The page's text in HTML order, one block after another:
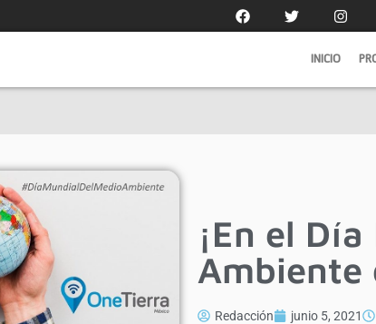
INICIO
¡En el
Redacción junio 5, 2021